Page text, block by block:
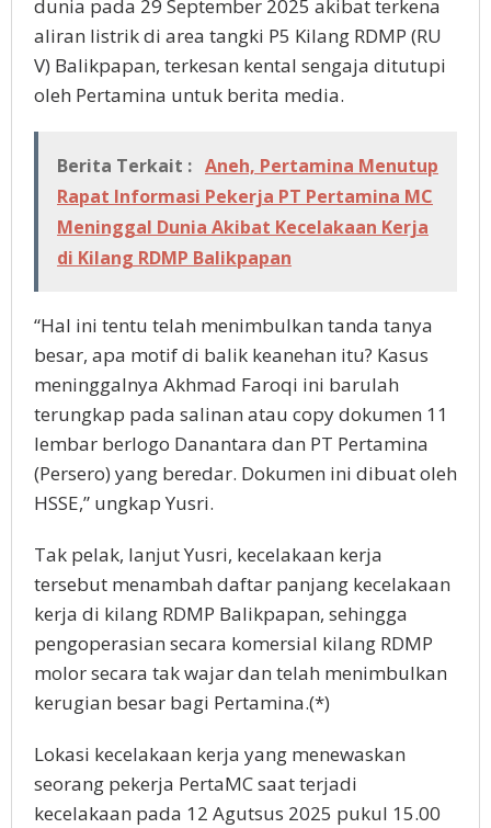
dunia pada 29 September 2025 akibat terkena
aliran listrik di area tangki P5 Kilang RDMP (RU
V) Balikpapan, terkesan kental sengaja ditutupi
oleh Pertamina untuk berita media.
Berita Terkait : Aneh, Pertamina Menutup
Rapat Informasi Pekerja PT Pertamina MC
Meninggal Dunia Akibat Kecelakaan Kerja
di Kilang RDMP Balikpapan
“Hal ini tentu telah menimbulkan tanda tanya
besar, apa motif di balik keanehan itu? Kasus
meninggalnya Akhmad Faroqi ini barulah
terungkap pada salinan atau copy dokumen 11
lembar berlogo Danantara dan PT Pertamina
(Persero) yang beredar. Dokumen ini dibuat oleh
HSSE,” ungkap Yusri.
Tak pelak, lanjut Yusri, kecelakaan kerja
tersebut menambah daftar panjang kecelakaan
kerja di kilang RDMP Balikpapan, sehingga
pengoperasian secara komersial kilang RDMP
molor secara tak wajar dan telah menimbulkan
kerugian besar bagi Pertamina.(*)
Lokasi kecelakaan kerja yang menewaskan
seorang pekerja PertaMC saat terjadi
kecelakaan pada 12 Agutsus 2025 pukul 15.00